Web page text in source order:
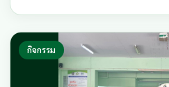
กิจกรรม